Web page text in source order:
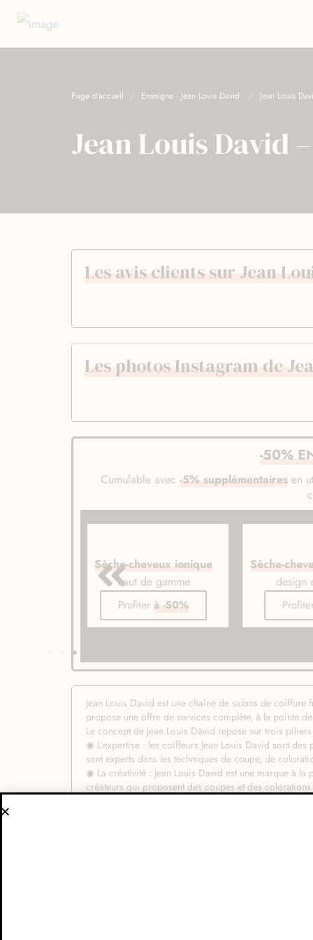
Page d'accueil Enseigne - Jean Louis David Jean Louis
Jean Louis David
Les avis clients sur Jean
Les photos Instagram de
-50%
Cumulable avec -5% supplémentairesen
Sèche-cheveux ultra léger
design et puissant
Profiterà -50%
Jean Louis David est une chaîne de salons de
propose une offre de services complète, à la pointe
Le concept de Jean Louis David repose sur trois
◉ L’expertise : les coiffeurs Jean Louis David sont
sont experts dans les techniques de coupe, de
◉ La créativité : Jean Louis David est une marque à
créateurs qui proposent des coupes et des colorations
Voici quelques détails supplémentaires sur le
◉ Un accueil personnalisé : les clients sont
◉ Un cadre contemporain : les salons Jean Louis
En conclusion, Jean Louis David est une chaîne de